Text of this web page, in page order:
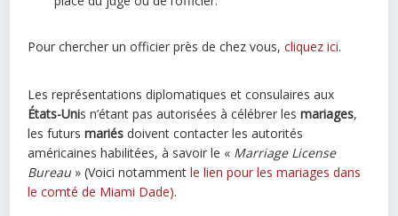
Pour chercher un officier près de chez vous,cliquez ici.
Les représentations diplomatiques et consulaires aux
États-Unis n’étant pas autorisées à célébrer lesmariages,
les futursmariés doivent contacter les autorités
américaines habilitées, à savoir le « Marriage License
Bureau » (Voici notammentle lien pour les mariages dans
le comté de Miami Dade).